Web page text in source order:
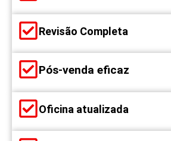
Revisão Completa
Pós-venda eficaz
Oficina atualizada